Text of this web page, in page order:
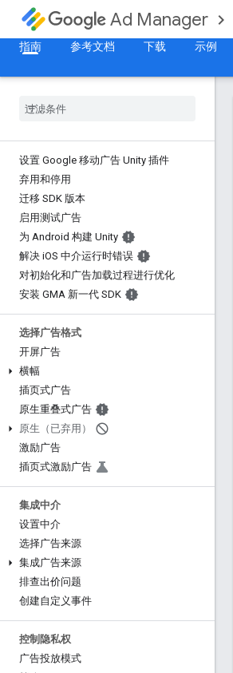
Ad Manager
指南
参考文档 下载 示例
设置 Google 移动广告 Unity 插件
弃用和停用
迁移 SDK 版本
启用测试广告
为 Android 构建 Unity
解决 iOS 中介运行时错误
对初始化和广告加载过程进行优化
安装 GMA 新一代 SDK
选择广告格式
开屏广告
横幅
插页式广告
原生重叠式广告
原生（已弃用）
激励广告
插页式激励广告
集成中介
设置中介
选择广告来源
集成广告来源
排查出价问题
创建自定义事件
控制隐私权
广告投放模式